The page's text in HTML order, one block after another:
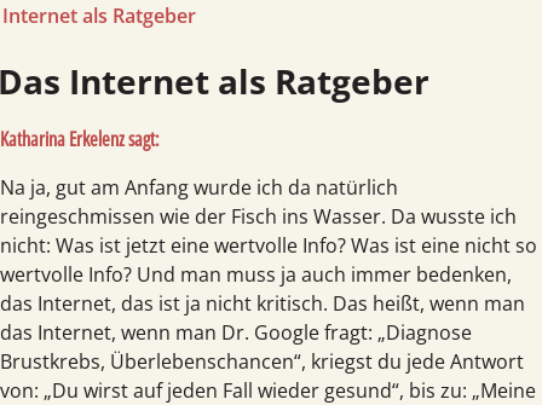
Internet als Ratgeber
Das Internet als Ratgeber
Katharina Erkelenz sagt:
Na ja, gut am Anfang wurde ich da natürlich
reingeschmissen wie der Fisch ins Wasser. Da wusste ich
nicht: Was ist jetzt eine wertvolle Info? Was ist eine nicht so
wertvolle Info? Und man muss ja auch immer bedenken,
das Internet, das ist ja nicht kritisch. Das heißt, wenn man
das Internet, wenn man Dr. Google fragt: „Diagnose
Brustkrebs, Überlebenschancen“, kriegst du jede Antwort
von: „Du wirst auf jeden Fall wieder gesund“, bis zu: „Meine